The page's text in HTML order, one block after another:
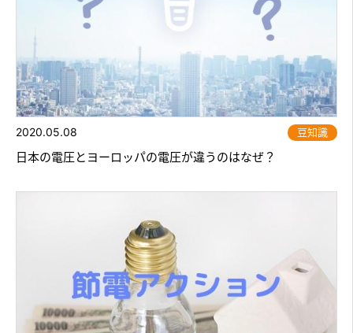
2020.05.08 豆知識
日本の電圧とヨーロッパの電圧が違うのはなぜ？